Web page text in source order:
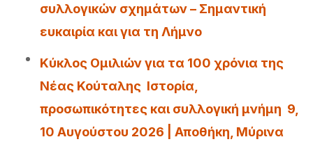
συλλογικών σχημάτων – Σημαντική
ευκαιρία και για τη Λήμνο
Κύκλος Ομιλιών για τα 100 χρόνια της
Νέας Κούταλης Ιστορία,
προσωπικότητες και συλλογική μνήμη 9,
10 Αυγούστου 2026 | Αποθήκη, Μύρινα